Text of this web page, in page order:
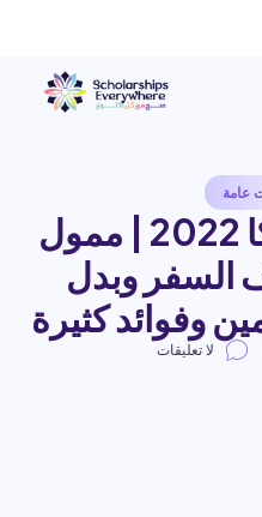
عامة
منح حكومة بلجيكا 2022 | ممول
السفر وبدل
وفوائد كثيرة
لا تعليقات